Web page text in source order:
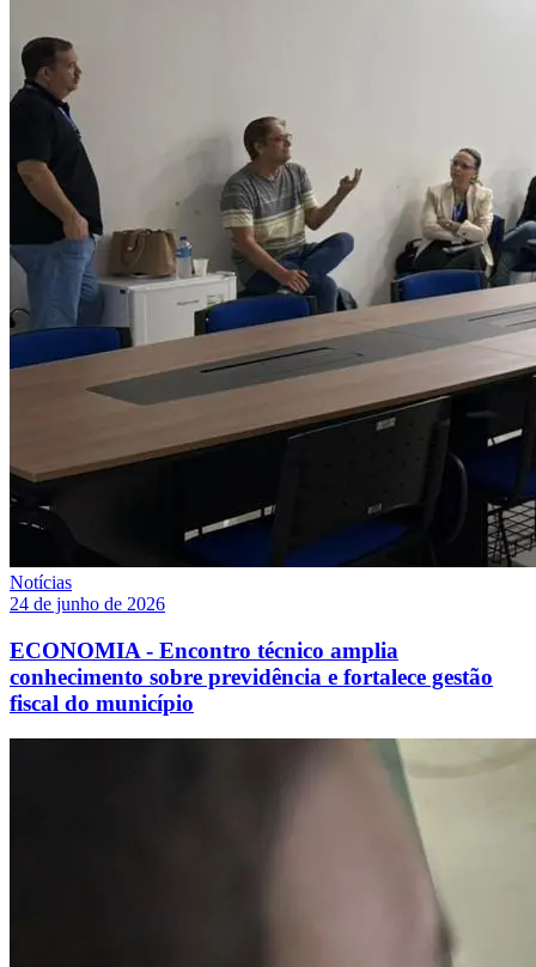
Notícias
24 de junho de 2026
ECONOMIA - Encontro técnico amplia
conhecimento sobre previdência e fortalece gestão
fiscal do município